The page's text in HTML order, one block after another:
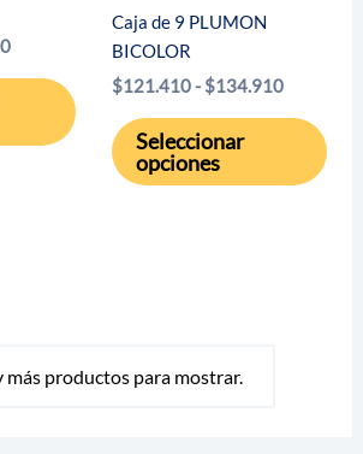
producto
Rango
precios:
$54.950
producto
tiene
múltiples
elegir
Caja de 9 PLUMON
BICOLOR
$121.410- $134.910Rango
precios:
desde
$121.410
Seleccionar
opciones
más productos para mostrar.